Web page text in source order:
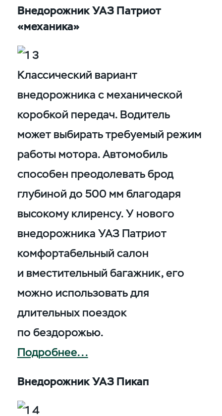
Внедорожник УАЗ Патриот
«механика»
Классический вариант
внедорожника с механической
коробкой передач. Водитель
может выбирать требуемый режим
работы мотора. Автомобиль
способен преодолевать брод
глубиной до 500 мм благодаря
высокому клиренсу. У нового
внедорожника УАЗ Патриот
комфортабельный салон
и вместительный багажник, его
можно использовать для
длительных поездок
по бездорожью.
Подробнее...
Внедорожник УАЗ Пикап